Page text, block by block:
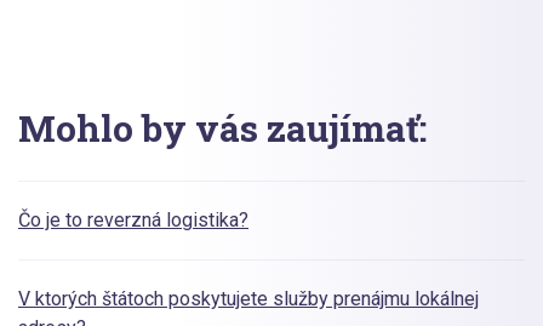
Mohlo by vás zaujímať:
Čo je to reverzná logistika?
V ktorých štátoch poskytujete služby prenájmu lokálnej